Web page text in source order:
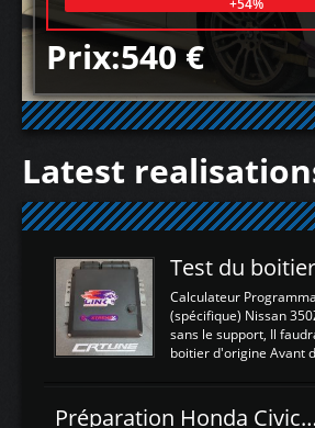
+54%
Prix:540 €
Latest
Calculateur
(spécifique) Nissan
sans le support, Il
boitier d'origine Avant
d'envoyer
Préparation Honda